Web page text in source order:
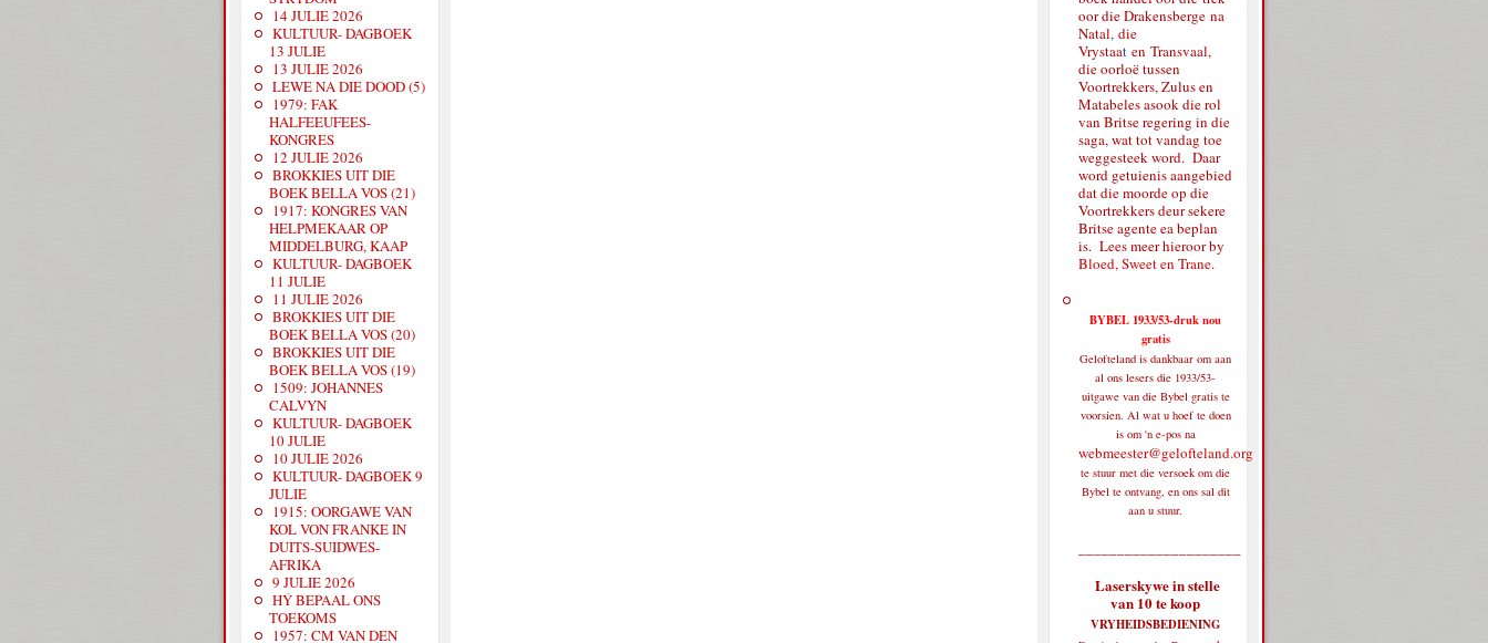
14 JULIE 2026
KULTUUR- DAGBOEK
13 JULIE
13 JULIE 2026
LEWE NA DIE DOOD (5)
1979: FAK
HALFEEUFEES-
KONGRES
12 JULIE 2026
BROKKIES UIT DIE
BOEK BELLA VOS (21)
1917: KONGRES VAN
HELPMEKAAR OP
MIDDELBURG, KAAP
KULTUUR- DAGBOEK
11 JULIE
11 JULIE 2026
BROKKIES UIT DIE
BOEK BELLA VOS (20)
BROKKIES UIT DIE
BOEK BELLA VOS (19)
1509: JOHANNES
CALVYN
KULTUUR- DAGBOEK
10 JULIE
10 JULIE 2026
KULTUUR- DAGBOEK 9
JULIE
1915: OORGAWE VAN
KOL VON FRANKE IN
DUITS-SUIDWES-
AFRIKA
9 JULIE 2026
HÝ BEPAAL ONS
TOEKOMS
1957: CM VAN DEN
oor die Drakensberge na
Natal, die
Vrystaat en Transvaal,
die oorloë tussen
Voortrekkers, Zulus en
Matabeles asook die rol
van Britse regering in die
saga, wat tot vandag toe
weggesteek word. Daar
word getuienis aangebied
dat die moorde op die
Voortrekkers deur sekere
Britse agente ea beplan
is. Lees meer hieroor by
Bloed, Sweet en Trane.
BYBEL 1933/53-druk nou
gratis
Gelofteland is dankbaar om aan
al ons lesers die 1933/53-
uitgawe van die Bybel gratis te
voorsien. Al wat u hoef te doen
is om 'n e-pos na
webmeester@gelofteland.org
te stuur met die versoek om die
Bybel te ontvang, en ons sal dit
aan u stuur.
Laserskywe in stelle
van 10 te koop
VRYHEIDSBEDIENING